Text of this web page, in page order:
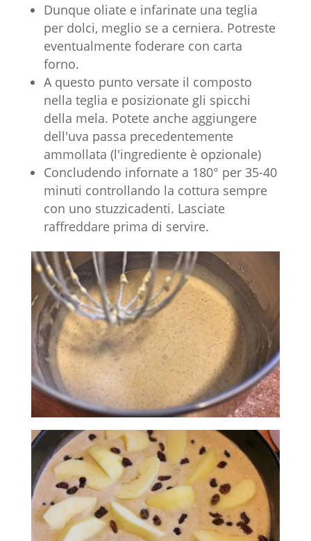
Dunque oliate e infarinate una teglia
per dolci, meglio se a cerniera. Potreste
eventualmente foderare con carta
forno.
A questo punto versate il composto
nella teglia e posizionate gli spicchi
della mela. Potete anche aggiungere
dell'uva passa precedentemente
ammollata (l'ingrediente è opzionale)
Concludendo infornate a 180° per 35-40
minuti controllando la cottura sempre
con uno stuzzicadenti. Lasciate
raffreddare prima di servire.